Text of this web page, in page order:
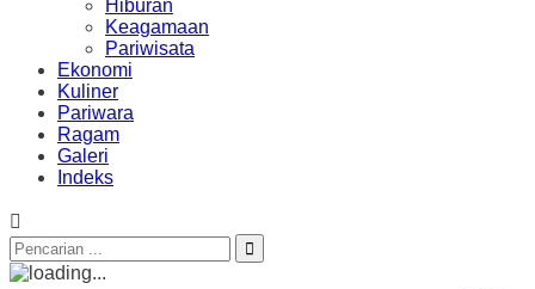
Hiburan
Keagamaan
Pariwisata
Ekonomi
Kuliner
Pariwara
Ragam
Galeri
Indeks